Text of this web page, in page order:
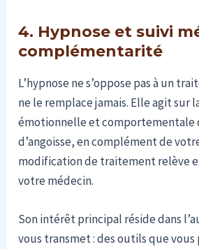
4. Hypnose et suivi
complémentarité
L’hypnose ne s’oppose pas à un
ne le remplace jamais. Elle agit sur
émotionnelle et comportementale
d’angoisse, en complément de
modification de traitement relève
votre médecin.
Son intérêt principal réside dans
vous transmet : des outils que